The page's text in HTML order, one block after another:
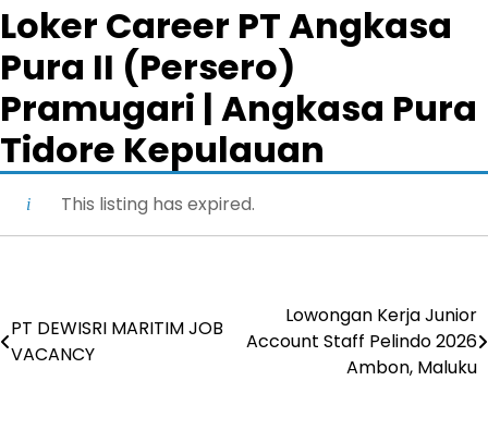
Loker Career PT Angkasa
Pura II (Persero)
Pramugari | Angkasa Pura
Tidore Kepulauan
This listing has expired.
Post
navigation
PT DEWISRI MARITIM JOB
VACANCY
Lowongan Kerja Junior
Account Staff Pelindo 2026
Ambon, Maluku